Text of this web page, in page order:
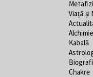
Viață și
Alchimie
Kabală
Chakre